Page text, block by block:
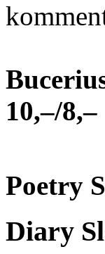
10,–/8,–
Poetry
Diary